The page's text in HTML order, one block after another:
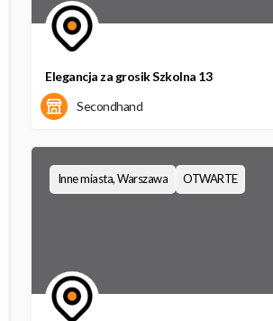
Elegancja za grosik Szkolna 13
Szkolna 13
Secondhand
Inne miasta, Warszawa OTWARTE